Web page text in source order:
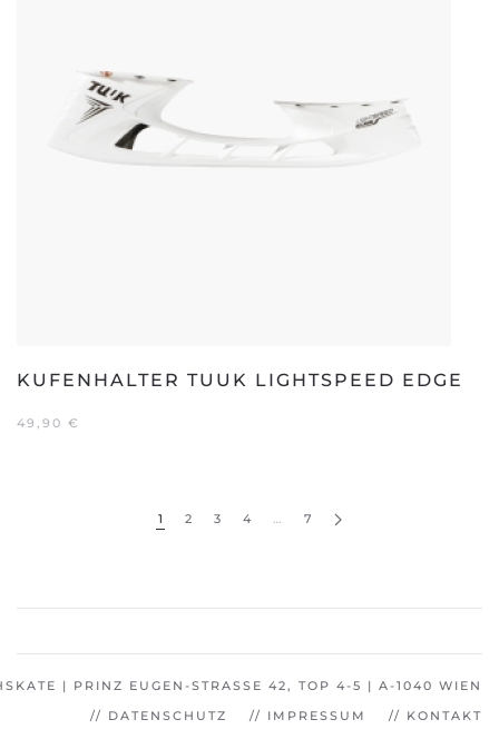
KUFENHALTER TUUK LIGHTSPEED EDGE
49,90 €
1 2 3 4 … 7
| PRINZ EUGEN-STRASSE 42, TOP 4-5 | A-1040 WIEN
// DATENSCHUTZ
// IMPRESSUM // KONTAKT